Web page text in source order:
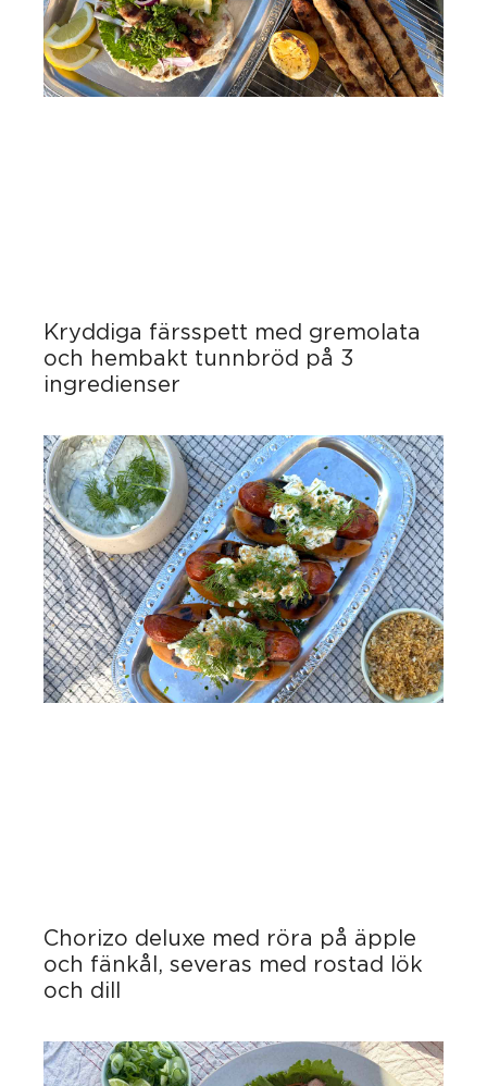
Kryddiga färsspett med gremolata
och hembakt tunnbröd på 3
ingredienser
Chorizo deluxe med röra på äpple
och fänkål, severas med rostad lök
och dill